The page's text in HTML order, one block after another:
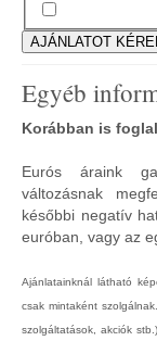
Egyéb
Korábban is
Eurós áraink
változásnak
későbbi negatív
euróban, vagy az
Ajánlatainknál látható
csak mintaként
szolgáltatások, akciók